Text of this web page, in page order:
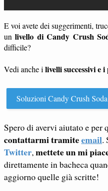
E voi avete dei suggerimenti,
unlivello di Candy Crush
difficile?
Vedi anche i livelli successivi e
Soluzioni Candy Crush
Spero di avervi aiutato e per
contattarmi tramiteemail.
Twitter, mettete un mi
direttamente in bacheca
aggiorno quelle già scritte!